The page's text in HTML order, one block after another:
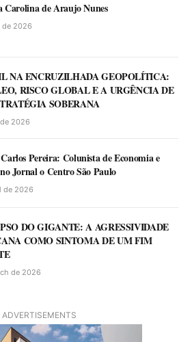
Carolina de Araujo Nunes
de 2026
NA ENCRUZILHADA GEOPOLÍTICA:
RISCO GLOBAL E A URGÊNCIA DE
SOBERANA
2026
Pereira: Colunista de Economia e
Jornal o Centro São Paulo
de 2026
DO GIGANTE: A AGRESSIVIDADE
COMO SINTOMA DE UM FIM
de 2026
ADVERTISEMENTS